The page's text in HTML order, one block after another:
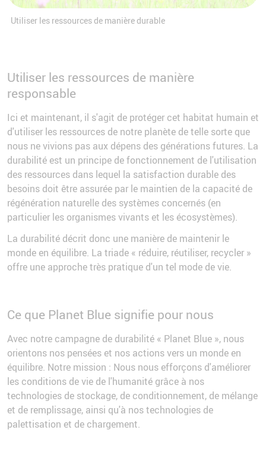
Utiliser les ressources de manière durable
Utiliser les ressources de manière
responsable
Ici et maintenant, il s'agit de protéger cet habitat humain et
d'utiliser les ressources de notre planète de telle sorte que
nous ne vivions pas aux dépens des générations futures. La
durabilité est un principe de fonctionnement de l'utilisation
des ressources dans lequel la satisfaction durable des
besoins doit être assurée par le maintien de la capacité de
régénération naturelle des systèmes concernés (en
particulier les organismes vivants et les écosystèmes).
La durabilité décrit donc une manière de maintenir le
monde en équilibre. La triade « réduire, réutiliser, recycler »
offre une approche très pratique d'un tel mode de vie.
Ce que Planet Blue signifie pour nous
Avec notre campagne de durabilité « Planet Blue », nous
orientons nos pensées et nos actions vers un monde en
équilibre. Notre mission : Nous nous efforçons d'améliorer
les conditions de vie de l'humanité grâce à nos
technologies de stockage, de conditionnement, de mélange
et de remplissage, ainsi qu'à nos technologies de
palettisation et de chargement.